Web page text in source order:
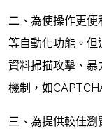
二、為使操作更
等自動化功能。但
資料掃描攻擊、暴
機制，如
三、為提供較佳